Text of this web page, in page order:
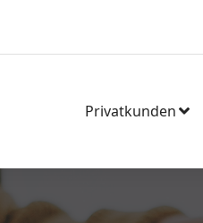
Privatkunden